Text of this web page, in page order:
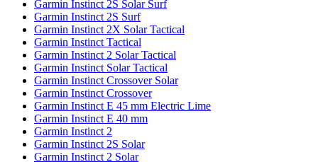
Garmin Instinct 2S Solar Surf
Garmin Instinct 2S Surf
Garmin Instinct 2X Solar Tactical
Garmin Instinct Tactical
Garmin Instinct 2 Solar Tactical
Garmin Instinct Solar Tactical
Garmin Instinct Crossover Solar
Garmin Instinct Crossover
Garmin Instinct E 45 mm Electric Lime
Garmin Instinct E 40 mm
Garmin Instinct 2
Garmin Instinct 2S Solar
Garmin Instinct 2 Solar